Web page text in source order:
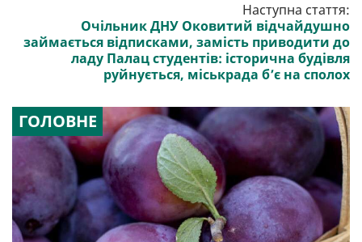
Наступна стаття:
Очільник ДНУ Оковитий відчайдушно
займається відписками, замість приводити до
ладу Палац студентів: історична будівля
руйнується, міськрада б’є на сполох
ГОЛОВНЕ